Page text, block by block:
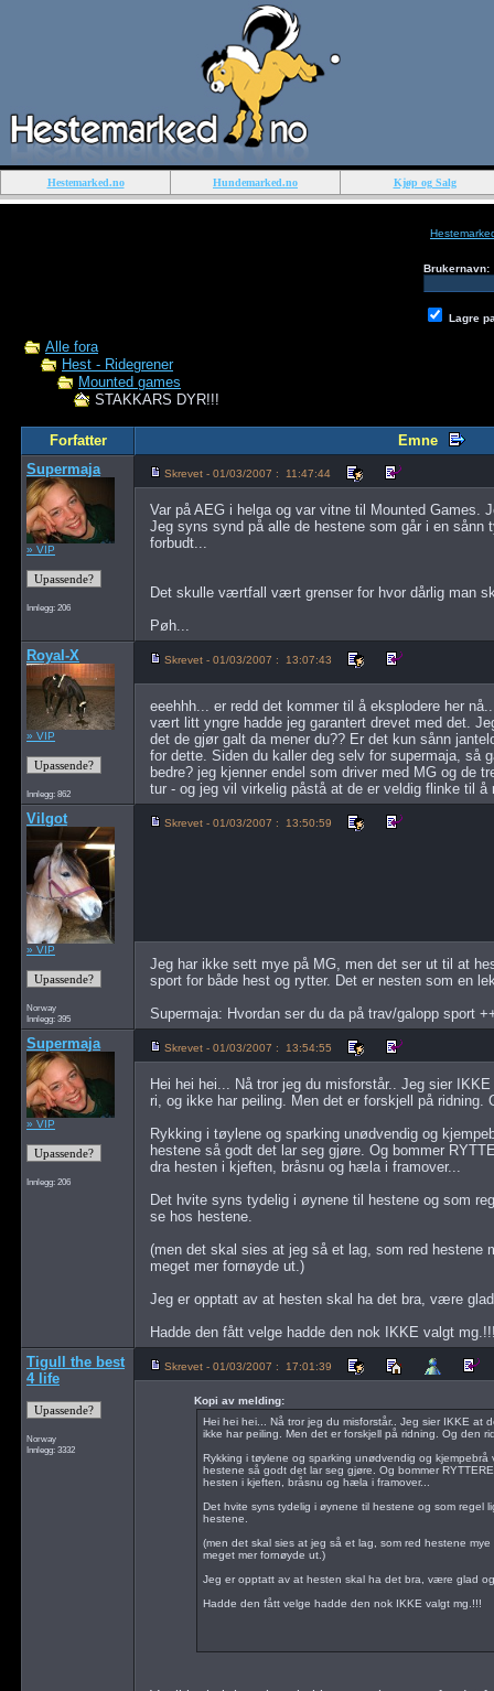
Hestemarked.no Hundemarked.no Kjøp og Salg
Brukernavn:
Lagre
Alle fora
Hest - Ridegrener
Mounted games
STAKKARS DYR!!!
Forfatter
Emne
Supermaja
» VIP
Innlegg: 206
Skrevet - 01/03/2007 : 11:47:44
Var på AEG i helga og var vitne til Mounted Games.
Jeg syns synd på alle de hestene som går i en
forbudt...
Det skulle værtfall vært grenser for hvor dårlig man
Pøh...
Royal-X
» VIP
Innlegg: 862
Skrevet - 01/03/2007 : 13:07:43
eeehhh... er redd det kommer til å eksplodere her
vært litt yngre hadde jeg garantert drevet med det.
det de gjør galt da mener du?? Er det kun sånn
for dette. Siden du kaller deg selv for supermaja, så
bedre? jeg kjenner endel som driver med MG og de
tur - og jeg vil virkelig påstå at de er veldig flinke til
Vilgot
» VIP
Norway
Innlegg: 395
Skrevet - 01/03/2007 : 13:50:59
Jeg har ikke sett mye på MG, men det ser ut til at
sport for både hest og rytter. Det er nesten som en
Supermaja: Hvordan ser du da på trav/galopp sport
Supermaja
» VIP
Innlegg: 206
Skrevet - 01/03/2007 : 13:54:55
Hei hei hei... Nå tror jeg du misforstår.. Jeg sier
ri, og ikke har peiling. Men det er forskjell på ridning.
Rykking i tøylene og sparking unødvendig og
hestene så godt det lar seg gjøre. Og bommer
dra hesten i kjeften, bråsnu og hæla i framover...
Det hvite syns tydelig i øynene til hestene og som
se hos hestene.
(men det skal sies at jeg så et lag, som red hestene
meget mer fornøyde ut.)
Jeg er opptatt av at hesten skal ha det bra, være
Hadde den fått velge hadde den nok IKKE valgt
Tigull the best
4 life
Norway
Innlegg: 3332
Skrevet - 01/03/2007 : 17:01:39
Kopi av melding:
Hei hei hei... Nå tror jeg du misforstår.. Jeg sier IKKE at
ikke har peiling. Men det er forskjell på ridning. Og den
Rykking i tøylene og sparking unødvendig og
hestene så godt det lar seg gjøre. Og bommer
hesten i kjeften, bråsnu og hæla i framover...
Det hvite syns tydelig i øynene til hestene og som regel
hestene.
(men det skal sies at jeg så et lag, som red hestene
meget mer fornøyde ut.)
Jeg er opptatt av at hesten skal ha det bra, være glad
Hadde den fått velge hadde den nok IKKE valgt mg.!!!